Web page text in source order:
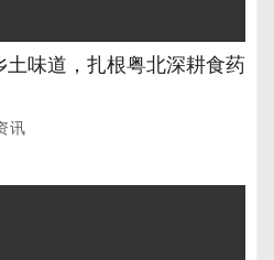
味道，扎根粤北深耕食药
讯